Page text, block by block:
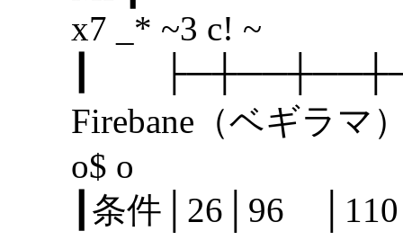
x7 _* ~3 c! ~
┃
Firebane（ベギラ
o$ o
┃条件│26│96